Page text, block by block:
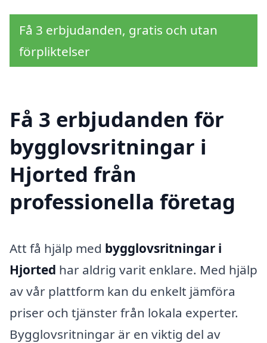
Få 3 erbjudanden, gratis och utan
förpliktelser
Få 3 erbjudanden för
bygglovsritningar i
Hjorted från
professionella företag
Att få hjälp med bygglovsritningar i
Hjorted har aldrig varit enklare. Med hjälp
av vår plattform kan du enkelt jämföra
priser och tjänster från lokala experter.
Bygglovsritningar är en viktig del av